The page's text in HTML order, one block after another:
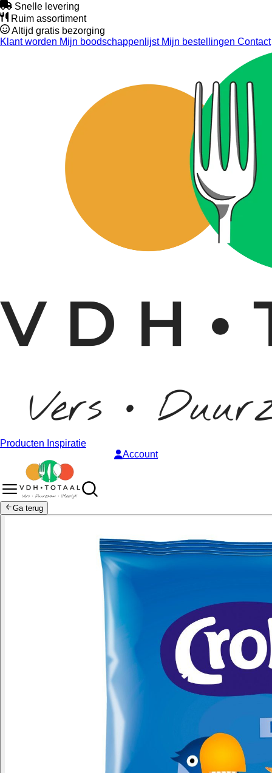
Snelle levering
Ruim assortiment
Altijd gratis bezorging
Klant worden Mijn boodschappenlijstMijn bestellingen Contact
Producten Inspiratie
Account
Ga terug